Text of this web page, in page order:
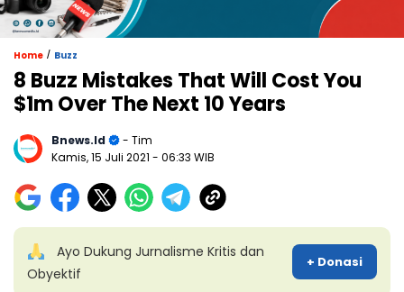
Home / Buzz
8 Buzz Mistakes That Will Cost You
$1m Over The Next 10 Years
Bnews.id
- Tim
Kamis, 15 Juli 2021 - 06:33 WIB
Ayo Dukung Jurnalisme Kritis dan
Obyektif
+ Donasi